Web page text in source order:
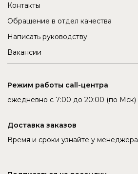
Контакты
Обращение в отдел качества
Написать руководству
Вакансии
Режим работы call-центра
ежедневно с 7:00 до 20:00 (по Мск)
Доставка заказов
Время и сроки узнайте у менеджера